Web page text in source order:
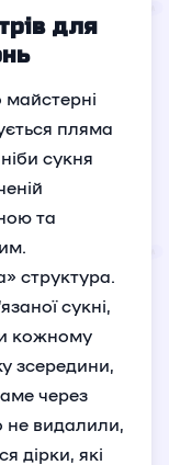
для
майстерні
пляма
сукня
та
структура.
сукні,
кожному
зсередини,
через
не видалили,
дірки, які